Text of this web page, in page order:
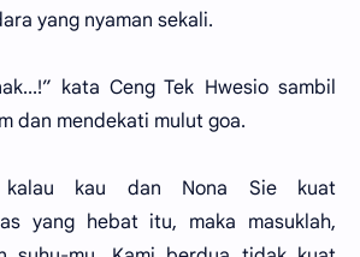
yang nyaman sekali.
kata Ceng Tek Hwesio sambil
dan mendekati mulut goa.
kalau kau dan Nona Sie kuat
yang hebat itu, maka masuklah,